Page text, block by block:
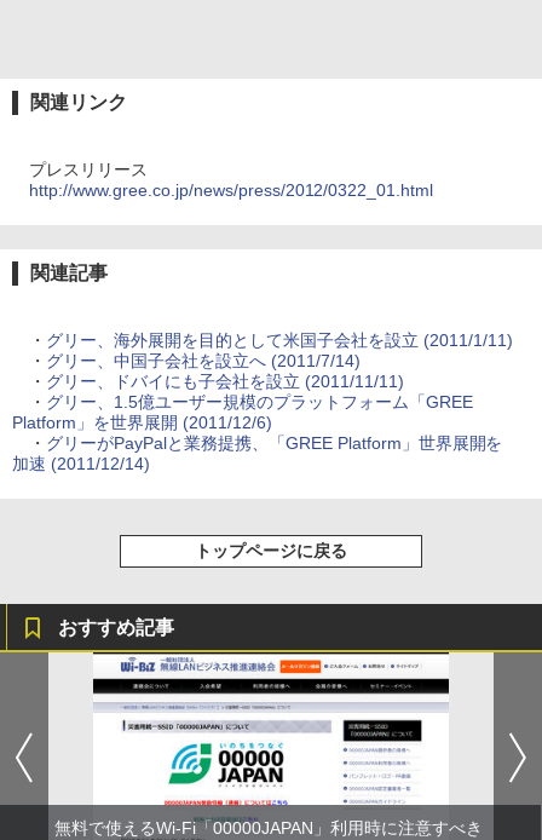
関連リンク
プレスリリース
http://www.gree.co.jp/news/press/2012/0322_01.html
関連記事
・ グリー、海外展開を目的として米国子会社を設立 (2011/1/11)
・ グリー、中国子会社を設立へ (2011/7/14)
・ グリー、ドバイにも子会社を設立 (2011/11/11)
・ グリー、1.5億ユーザー規模のプラットフォーム「GREE
Platform」を世界展開 (2011/12/6)
・ グリーがPayPalと業務提携、「GREE Platform」世界展開を
加速 (2011/12/14)
トップページに戻る
おすすめ記事
無料で使えるWi-Fi「00000JAPAN」利用時に注意すべき